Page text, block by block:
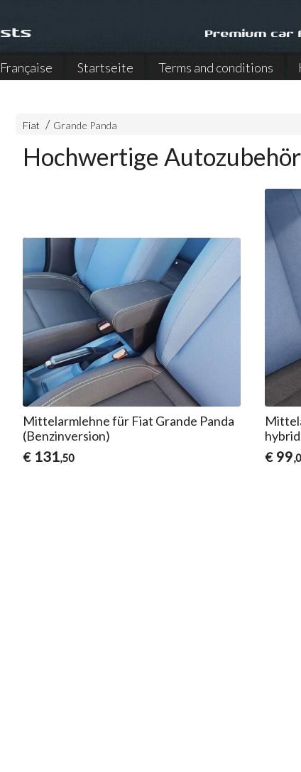
Française Startseite Terms and conditions
Fiat Grande Panda
Hochwertige
Mittelarmlehne für Fiat Grande Panda
(Benzinversion)
€ 131,50
€ 99